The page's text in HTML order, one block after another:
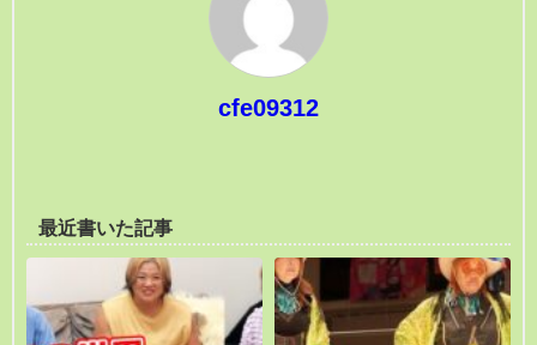
cfe09312
最近書いた記事